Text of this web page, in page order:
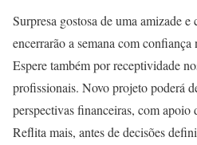
Surpresa gostosa de uma amizade
encerrarão a semana com confiança
Espere também por receptividade
profissionais. Novo projeto poderá
perspectivas financeiras, com apoio
Reflita mais, antes de decisões